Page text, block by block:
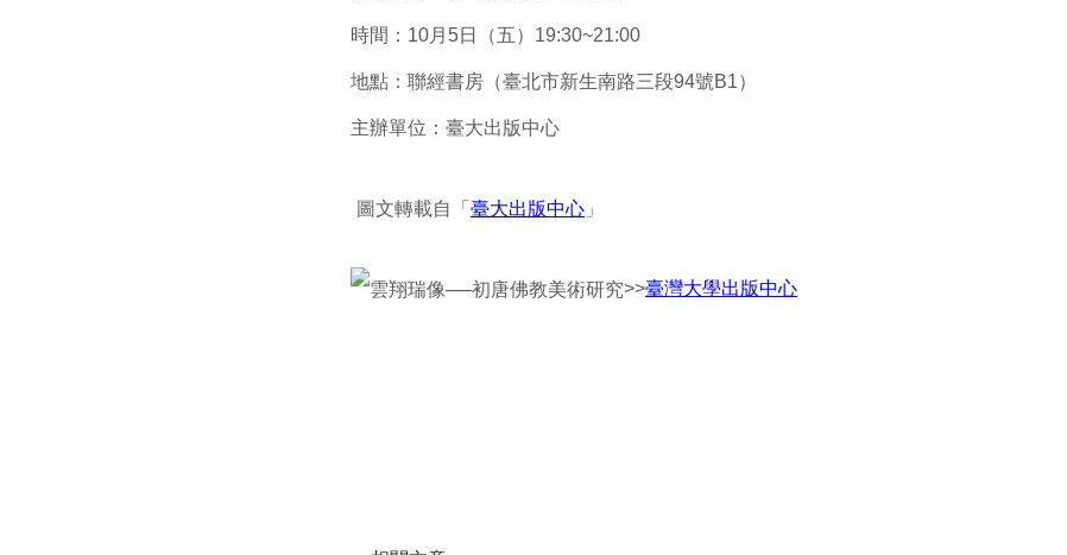
時間：10月5日（五）19:30~21:00
地點：聯經書房（臺北市新生南路三段94號B1）
主辦單位：臺大出版中心
圖文轉載自「 臺大出版中心 」
>>臺灣大學出版中心